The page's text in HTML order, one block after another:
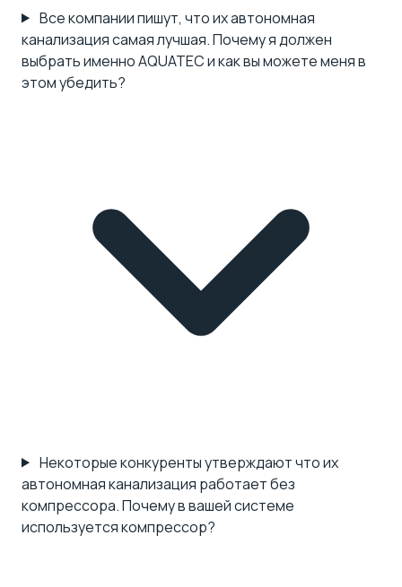
Все компании пишут, что их автономная
канализация самая лучшая. Почему я должен
выбрать именно AQUATEC и как вы можете меня в
этом убедить?
Некоторые конкуренты утверждают что их
автономная канализация работает без
компрессора. Почему в вашей системе
используется компрессор?